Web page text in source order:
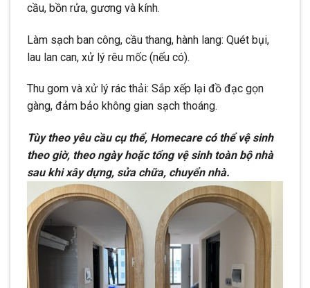
cầu, bồn rửa, gương và kính.
Làm sạch ban công, cầu thang, hành lang: Quét bụi,
lau lan can, xử lý rêu mốc (nếu có).
Thu gom và xử lý rác thải: Sắp xếp lại đồ đạc gọn
gàng, đảm bảo không gian sạch thoáng.
Tùy theo yêu cầu cụ thể, Homecare có thể vệ sinh
theo giờ, theo ngày hoặc tổng vệ sinh toàn bộ nhà
sau khi xây dựng, sửa chữa, chuyển nhà.